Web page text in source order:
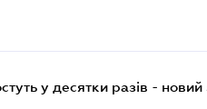
у десятки разів - новий